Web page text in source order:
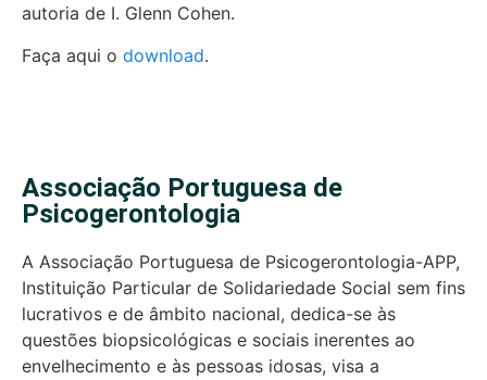
autoria de I. Glenn Cohen.
Faça aqui o download.
Associação Portuguesa de
Psicogerontologia
A Associação Portuguesa de Psicogerontologia-APP,
Instituição Particular de Solidariedade Social sem fins
lucrativos e de âmbito nacional, dedica-se às
questões biopsicológicas e sociais inerentes ao
envelhecimento e às pessoas idosas, visa a